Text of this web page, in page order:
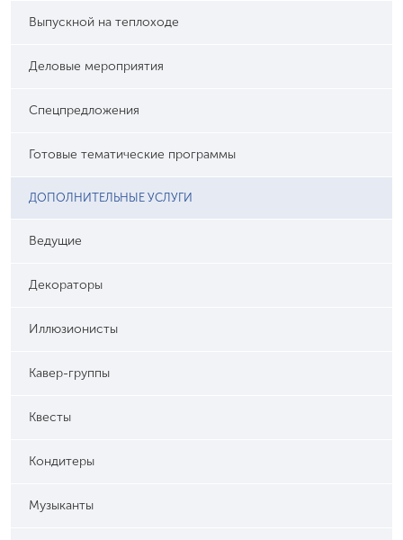
Выпускной на теплоходе
Деловые мероприятия
Спецпредложения
Готовые тематические программы
ДОПОЛНИТЕЛЬНЫЕ УСЛУГИ
Ведущие
Декораторы
Иллюзионисты
Кавер-группы
Квесты
Кондитеры
Музыканты